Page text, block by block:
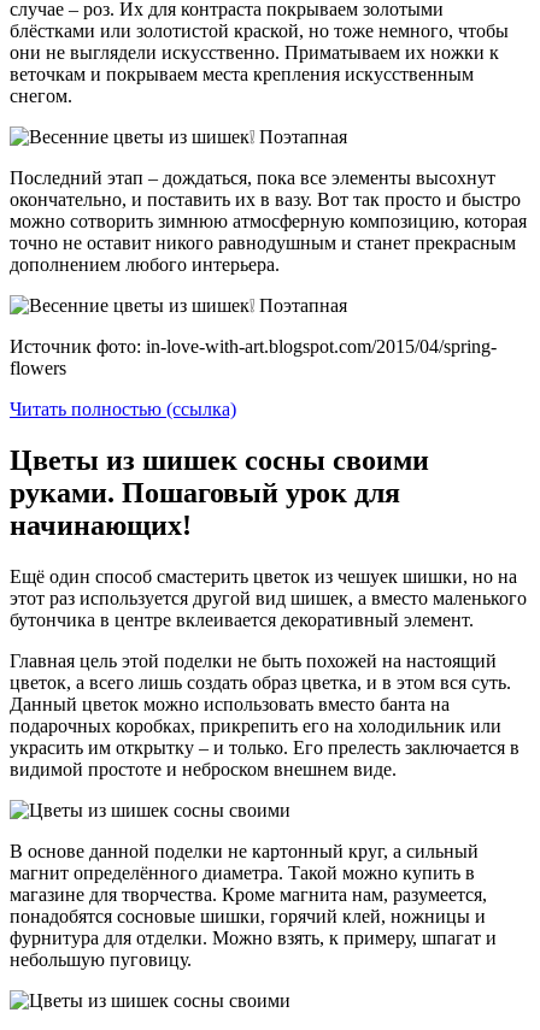
случае – роз. Их для контраста покрываем золотыми
блёстками или золотистой краской, но тоже немного, чтобы
они не выглядели искусственно. Приматываем их ножки к
веточкам и покрываем места крепления искусственным
снегом.
Последний этап – дождаться, пока все элементы высохнут
окончательно, и поставить их в вазу. Вот так просто и быстро
можно сотворить зимнюю атмосферную композицию, которая
точно не оставит никого равнодушным и станет прекрасным
дополнением любого интерьера.
Источник фото: in-love-with-art.blogspot.com/2015/04/spring-
flowers
Читать полностью (ссылка)
Цветы из шишек сосны своими
руками. Пошаговый урок для
начинающих!
Ещё один способ смастерить цветок из чешуек шишки, но на
этот раз используется другой вид шишек, а вместо маленького
бутончика в центре вклеивается декоративный элемент.
Главная цель этой поделки не быть похожей на настоящий
цветок, а всего лишь создать образ цветка, и в этом вся суть.
Данный цветок можно использовать вместо банта на
подарочных коробках, прикрепить его на холодильник или
украсить им открытку – и только. Его прелесть заключается в
видимой простоте и неброском внешнем виде.
В основе данной поделки не картонный круг, а сильный
магнит определённого диаметра. Такой можно купить в
магазине для творчества. Кроме магнита нам, разумеется,
понадобятся сосновые шишки, горячий клей, ножницы и
фурнитура для отделки. Можно взять, к примеру, шпагат и
небольшую пуговицу.